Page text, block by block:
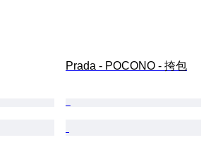
Prada - POCONO - 挎包